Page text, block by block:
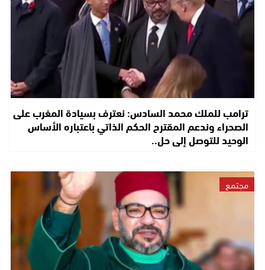
ترامب للملك محمد السادس: نعترف بسيادة المغرب على
الصحراء وندعم المقترح الحكم الذاتي باعتباره الأساس
الوحيد للتوصل إلى حل..
مجتمع